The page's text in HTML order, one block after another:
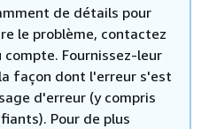
de détails pour
le problème, contactez
Fournissez-leur
façon dont l'erreur s'est
d'erreur (y compris
Pour de plus